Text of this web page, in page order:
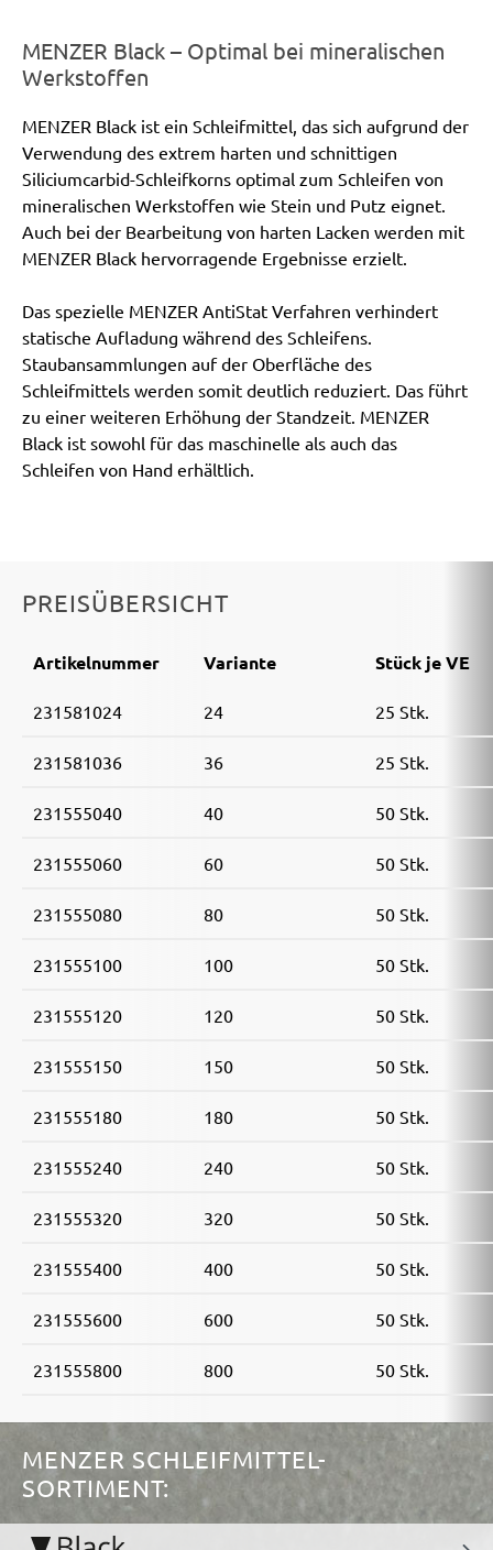
MENZER Black – Optimal bei mineralischen
Werkstoffen
MENZER Black ist ein Schleifmittel, das sich aufgrund der
Verwendung des extrem harten und schnittigen
Siliciumcarbid-Schleifkorns optimal zum Schleifen von
mineralischen Werkstoffen wie Stein und Putz eignet.
Auch bei der Bearbeitung von harten Lacken werden mit
MENZER Black hervorragende Ergebnisse erzielt.
Das spezielle MENZER AntiStat Verfahren verhindert
statische Aufladung während des Schleifens.
Staubansammlungen auf der Oberfläche des
Schleifmittels werden somit deutlich reduziert. Das führt
zu einer weiteren Erhöhung der Standzeit. MENZER
Black ist sowohl für das maschinelle als auch das
Schleifen von Hand erhältlich.
PREISÜBERSICHT
Artikelnummer Variante Stück je VE
231581024 24 25 Stk.
231581036 36 25 Stk.
231555040 40 50 Stk.
231555060 60 50 Stk.
231555080 80 50 Stk.
231555100 100 50 Stk.
231555120 120 50 Stk.
231555150 150 50 Stk.
231555180 180 50 Stk.
231555240 240 50 Stk.
231555320 320 50 Stk.
231555400 400 50 Stk.
231555600 600 50 Stk.
231555800 800 50 Stk.
MENZER SCHLEIFMITTEL-
SORTIMENT: